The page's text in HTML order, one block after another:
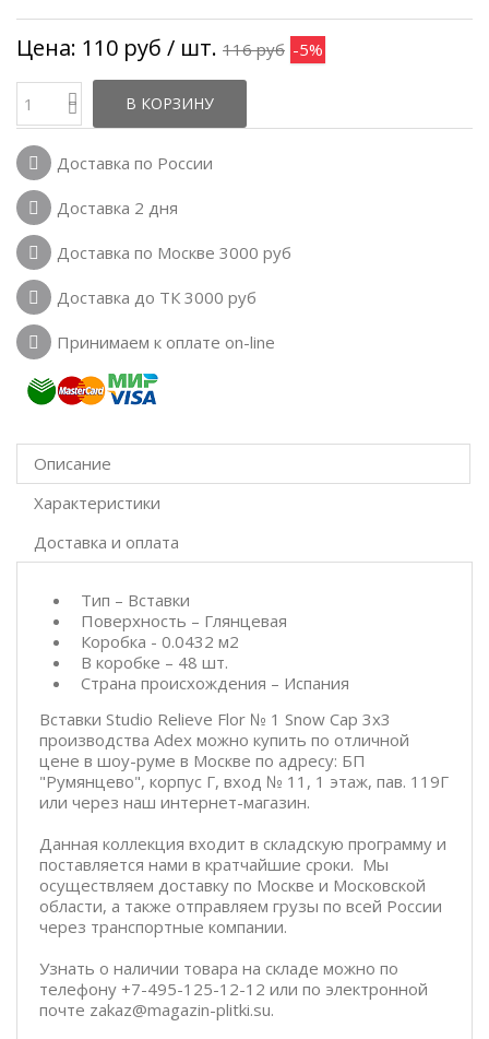
Цена: 110 руб / шт. 116 руб -5%
В КОРЗИНУ
Доставка по России
Доставка 2 дня
Доставка по Москве 3000 руб
Доставка до ТК 3000 руб
Принимаем к оплате on-line
Описание
Характеристики
Доставка и оплата
Тип – Вставки
Поверхность – Глянцевая
Коробка - 0.0432 м2
В коробке – 48 шт.
Страна происхождения – Испания
Вставки Studio Relieve Flor № 1 Snow Cap 3x3
производства Adex можно купить по отличной
цене в шоу-руме в Москве по адресу: БП
"Румянцево", корпус Г, вход № 11, 1 этаж, пав. 119Г
или через наш интернет-магазин.
Данная коллекция входит в складскую программу и
поставляется нами в кратчайшие сроки. Мы
осуществляем доставку по Москве и Московской
области, а также отправляем грузы по всей России
через транспортные компании.
Узнать о наличии товара на складе можно по
телефону +7-495-125-12-12 или по электронной
почте zakaz@magazin-plitki.su.